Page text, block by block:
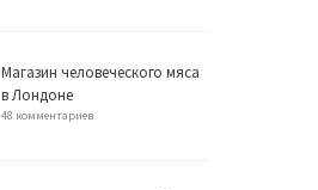
Магазин человеческого мяса
в Лондоне
48 комментариев